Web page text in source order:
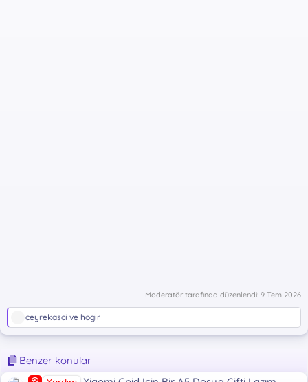
Moderatör tarafında düzenlendi: 9 Tem 2026
T
e
p
i
l
ceyrekasci ve hogir
Benzer konular